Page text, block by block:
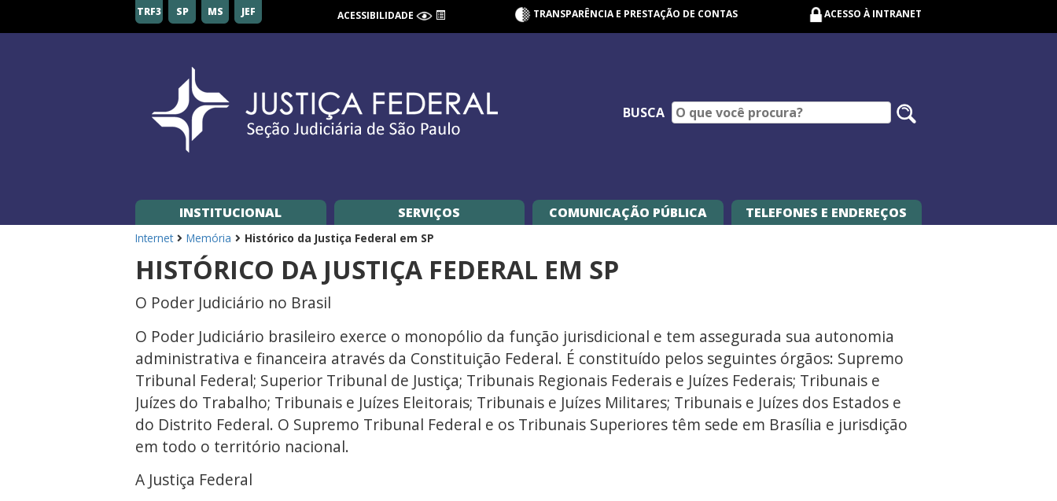
de
TRF3 SP MS JEF ACESSIBILIDADE TRANSPARÊNCIA E PRESTAÇÃO DE CONTAS ACESSO À INTRANET
BUSCA
INSTITUCIONAL SERVIÇOS COMUNICAÇÃO PÚBLICA TELEFONES E ENDEREÇOS
Internet Memória Histórico da Justiça Federal em SP
HISTÓRICO DA JUSTIÇA FEDERAL EM SP
O Poder Judiciário no Brasil
O Poder Judiciário brasileiro exerce o monopólio da função jurisdicional e tem assegurada sua autonomia
administrativa e financeira através da Constituição Federal. É constituído pelos seguintes órgãos: Supremo
Tribunal Federal; Superior Tribunal de Justiça; Tribunais Regionais Federais e Juízes Federais; Tribunais e
Juízes do Trabalho; Tribunais e Juízes Eleitorais; Tribunais e Juízes Militares; Tribunais e Juízes dos Estados e
do Distrito Federal. O Supremo Tribunal Federal e os Tribunais Superiores têm sede em Brasília e jurisdição
em todo o território nacional.
A Justiça Federal